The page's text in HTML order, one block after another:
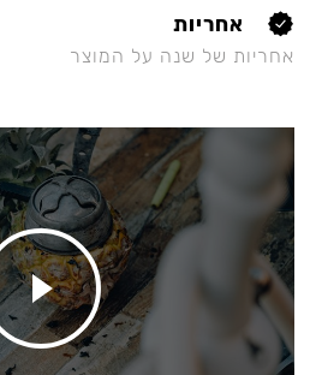
אחריות
אחריות של שנה על המוצר